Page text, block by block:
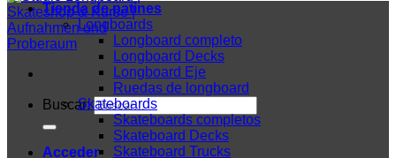
Buscar:
Acceder
Tienda de patines
Longboards
Longboard completo
Longboard Decks
Longboard Eje
Ruedas de longboard
Skateboards
Skateboards completos
Skateboard Decks
Skateboard Trucks